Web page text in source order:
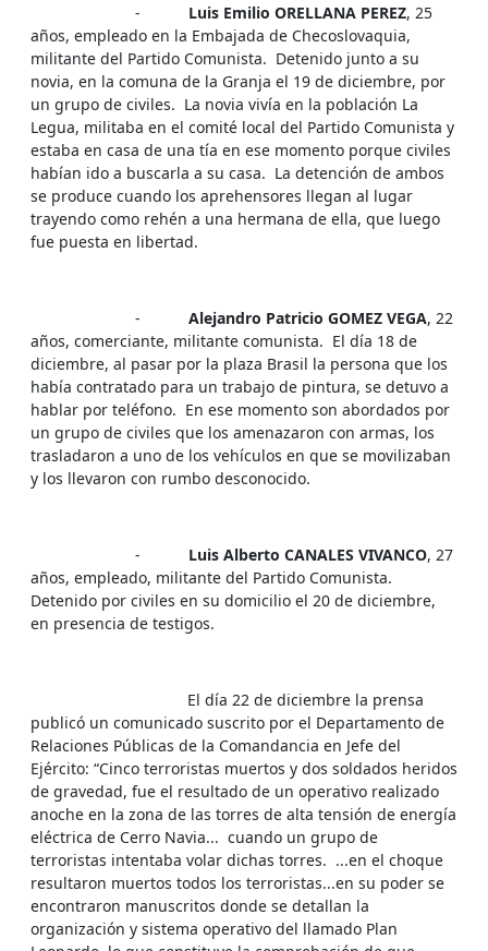
- Luis Emilio ORELLANA PEREZ, 25
años, empleado en la Embajada de Checoslovaquia,
militante del Partido Comunista. Detenido junto a su
novia, en la comuna de la Granja el 19 de diciembre, por
un grupo de civiles. La novia vivía en la población La
Legua, militaba en el comité local del Partido Comunista y
estaba en casa de una tía en ese momento porque civiles
habían ido a buscarla a su casa. La detención de ambos
se produce cuando los aprehensores llegan al lugar
trayendo como rehén a una hermana de ella, que luego
fue puesta en libertad.
- Alejandro Patricio GOMEZ VEGA, 22
años, comerciante, militante comunista. El día 18 de
diciembre, al pasar por la plaza Brasil la persona que los
había contratado para un trabajo de pintura, se detuvo a
hablar por teléfono. En ese momento son abordados por
un grupo de civiles que los amenazaron con armas, los
trasladaron a uno de los vehículos en que se movilizaban
y los llevaron con rumbo desconocido.
- Luis Alberto CANALES VIVANCO, 27
años, empleado, militante del Partido Comunista.
Detenido por civiles en su domicilio el 20 de diciembre,
en presencia de testigos.
El día 22 de diciembre la prensa
publicó un comunicado suscrito por el Departamento de
Relaciones Públicas de la Comandancia en Jefe del
Ejército: “Cinco terroristas muertos y dos soldados heridos
de gravedad, fue el resultado de un operativo realizado
anoche en la zona de las torres de alta tensión de energía
eléctrica de Cerro Navia... cuando un grupo de
terroristas intentaba volar dichas torres. ...en el choque
resultaron muertos todos los terroristas...en su poder se
encontraron manuscritos donde se detallan la
organización y sistema operativo del llamado Plan